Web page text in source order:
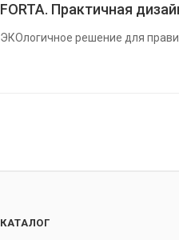
FORTA. Практичная
ЭКОлогичное решение для
КАТАЛОГ